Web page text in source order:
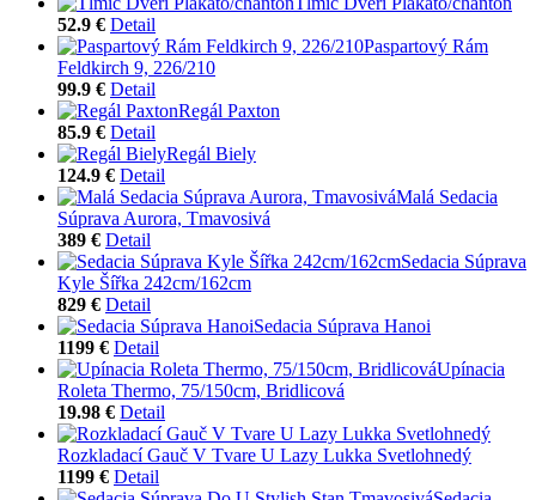
52.9 € Detail
Paspartový Rám
Feldkirch 9, 226/210
99.9 € Detail
Regál Paxton
85.9 € Detail
Regál Biely
124.9 € Detail
Malá Sedacia
Súprava Aurora, Tmavosivá
389 € Detail
Sedacia Súprava
Kyle Šířka 242cm/162cm
829 € Detail
Sedacia Súprava Hanoi
1199 € Detail
Upínacia
Roleta Thermo, 75/150cm, Bridlicová
19.98 € Detail
Rozkladací Gauč V Tvare U Lazy Lukka Svetlohnedý
1199 € Detail